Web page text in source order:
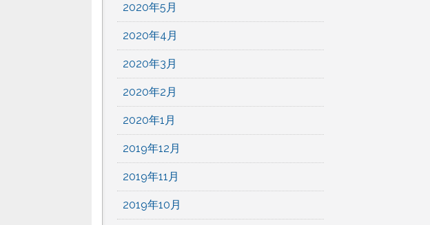
2020年5月
2020年4月
2020年3月
2020年2月
2020年1月
2019年12月
2019年11月
2019年10月